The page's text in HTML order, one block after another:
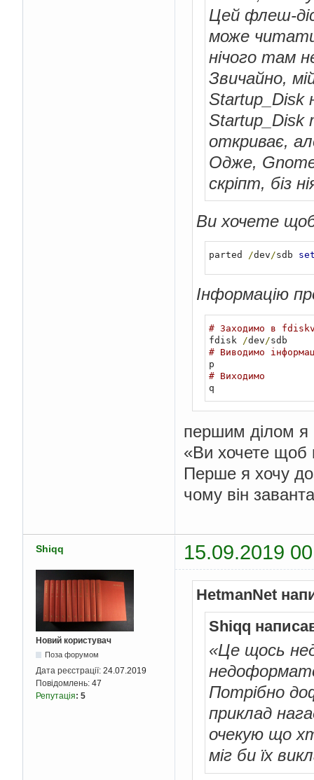
Цей флеш-
може
нічого там
Звичайно,
Startup_Disk
Startup_Disk
откриває,
Одже,
скріпт, біз
Ви хочете
parted /dev/sdb
Інформацію
# Заходимо в
fdisk
/dev /
# Виводимо
# Виходимо
q
першим ділом я
«Ви хочете щоб
Перше я хочу
чому він
Shiqq 15.09.2019
Новий користувач
Поза форумом
Дата реєстрації: 24.07.2019
Повідомлень: 47
Репутація: 5
HetmanNet
Shiqq
«Це щось
Потрібно
приклад
очекую що
міг би їх